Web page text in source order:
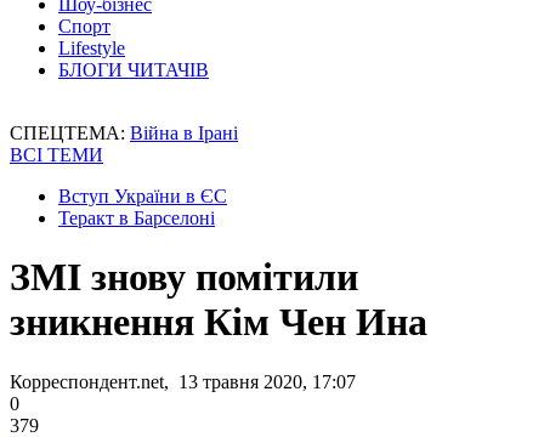
Шоу-бізнес
Спорт
Lifestyle
БЛОГИ ЧИТАЧІВ
СПЕЦТЕМА: Війна в Ірані
ВСІ ТЕМИ
Вступ України в ЄС
Теракт в Барселоні
ЗМІ знову помітили
зникнення Кім Чен Ина
Корреспондент.net, 13 травня 2020, 17:07
0
379